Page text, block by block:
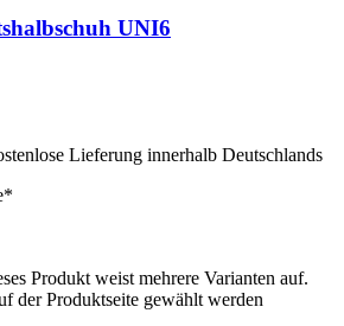
UNI6
Lieferung innerhalb Deutschlands
Produkt weist mehrere Varianten auf.
der Produktseite gewählt werden